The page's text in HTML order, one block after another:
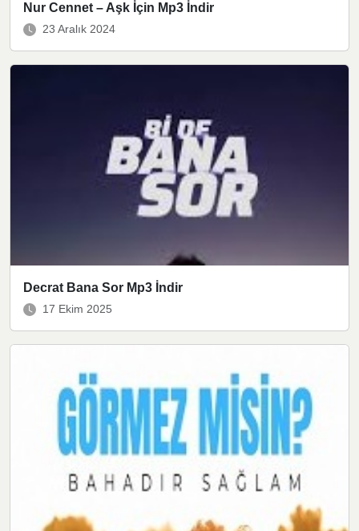
Nur Cennet – Aşk İçin Mp3 İndir
23 Aralık 2024
Decrat Bana Sor Mp3 İndir
17 Ekim 2025